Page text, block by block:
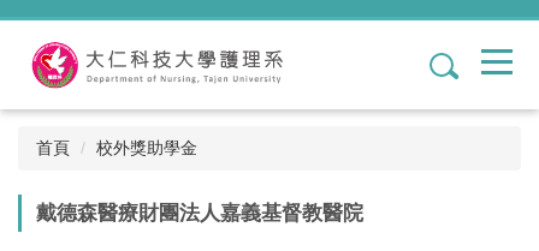
跳
內
1
首頁 校外獎助學金
戴德森醫療財團法人嘉義基督教醫院